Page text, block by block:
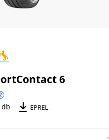
6
db EPREL